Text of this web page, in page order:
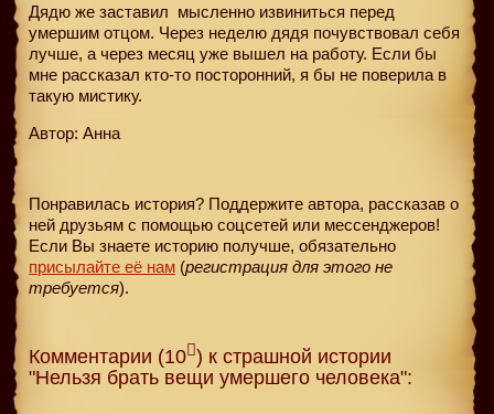
Дядю же заставил мысленно извиниться перед
умершим отцом. Через неделю дядя почувствовал себя
лучше, а через месяц уже вышел на работу. Если бы
мне рассказал кто-то посторонний, я бы не поверила в
такую мистику.
Автор: Анна
Понравилась история? Поддержите автора, рассказав о
ней друзьям с помощью соцсетей или мессенджеров!
Если Вы знаете историю получше, обязательно
присылайте её нам (регистрация для этого не
требуется).
Комментарии (10 ) к страшной истории
"Нельзя брать вещи умершего человека":